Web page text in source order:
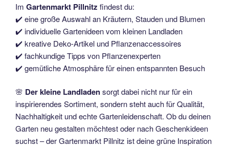
Im Gartenmarkt Pillnitz findest du:
✔️ eine große Auswahl an Kräutern, Stauden und Blumen
✔️ individuelle Gartenideen vom kleinen Landladen
✔️ kreative Deko-Artikel und Pflanzenaccessoires
✔️ fachkundige Tipps von Pflanzenexperten
✔️ gemütliche Atmosphäre für einen entspannten Besuch
🌸 Der kleine Landladensorgt dabei nicht nur für ein
inspirierendes Sortiment, sondern steht auch für Qualität,
Nachhaltigkeit und echte Gartenleidenschaft. Ob du deinen
Garten neu gestalten möchtest oder nach Geschenkideen
suchst – der Gartenmarkt Pillnitz ist deine grüne Inspiration